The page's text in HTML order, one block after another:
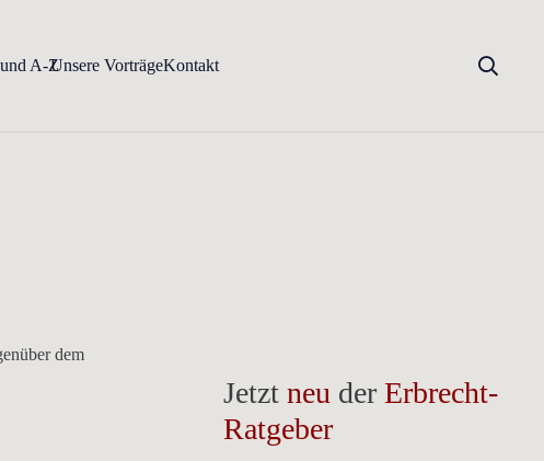
A-ZUnsere VorträgeKontakt
dem
Jetztneu derErbrecht-
Ratgeber